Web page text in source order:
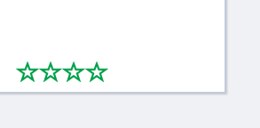
****
0/4